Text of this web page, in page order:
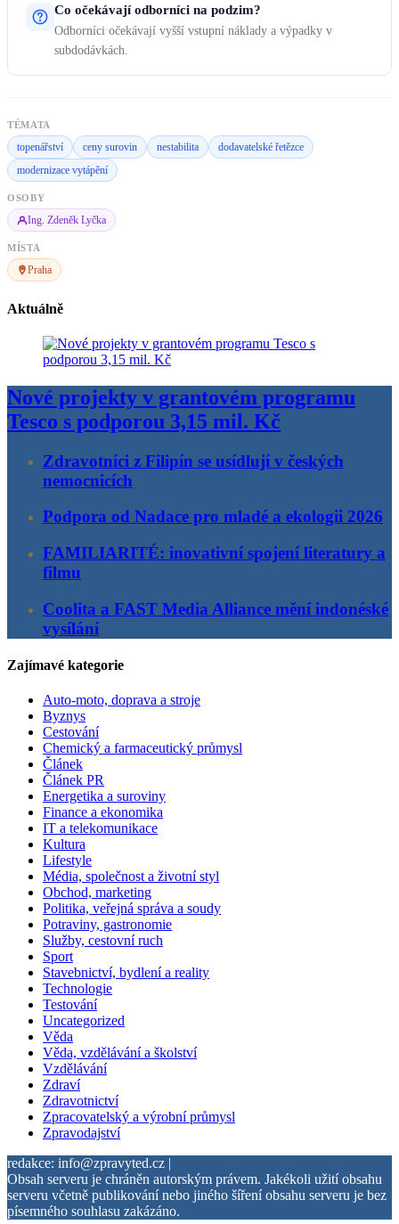
Co očekávají odborníci na podzim?
Odborníci očekávají vyšší vstupní náklady a výpadky v
subdodávkách.
TÉMATA
topenářství ceny surovin nestabilita
dodavatelské řetězce
modernizace vytápění
OSOBY
Ing. Zdeněk Lyčka
MÍSTA
Praha
Aktuálně
Nové projekty v grantovém programu
Tesco s podporou 3,15 mil. Kč
Zdravotníci z Filipín se usídlují v českých
nemocnicích
Podpora od Nadace pro mladé a ekologii 2026
FAMILIARITÉ: inovativní spojení literatury a
filmu
Coolita a FAST Media Alliance mění indonéské
vysílání
Zajímavé kategorie
Auto-moto, doprava a stroje
Byznys
Cestování
Chemický a farmaceutický průmysl
Článek
Článek PR
Energetika a suroviny
Finance a ekonomika
IT a telekomunikace
Kultura
Lifestyle
Média, společnost a životní styl
Obchod, marketing
Politika, veřejná správa a soudy
Potraviny, gastronomie
Služby, cestovní ruch
Sport
Stavebnictví, bydlení a reality
Technologie
Testování
Uncategorized
Věda
Věda, vzdělávání a školství
Vzdělávání
Zdraví
Zdravotnictví
Zpracovatelský a výrobní průmysl
Zpravodajství
redakce: info@zpravyted.cz |
Obsah serveru je chráněn autorským právem. Jakékoli užití obsahu
serveru včetně publikování nebo jiného šíření obsahu serveru je bez
písemného souhlasu zakázáno.